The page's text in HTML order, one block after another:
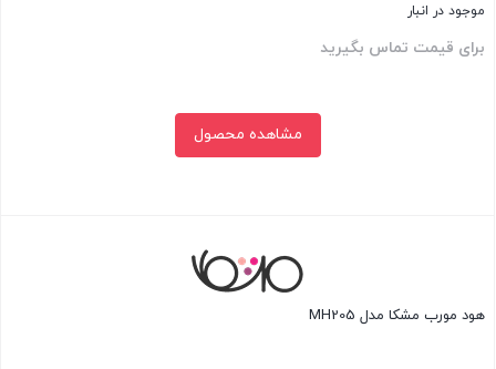
موجود در انبار
برای قیمت تماس بگیرید
مشاهده محصول
هود مورب مشکا مدل MH205